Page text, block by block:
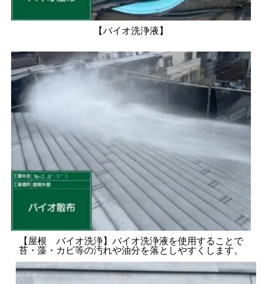
【バイオ洗浄液】
【屋根 バイオ洗浄】バイオ洗浄液を使用することで
苔・藻・カビ等の汚れや油分を落としやすくします。